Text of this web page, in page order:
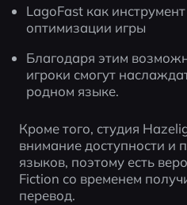
LagoFast как
оптимизации игры
Благодаря этим
игроки смогут
родном языке.
Кроме того, студия
внимание доступности и
языков, поэтому есть
Fiction со временем
перевод.